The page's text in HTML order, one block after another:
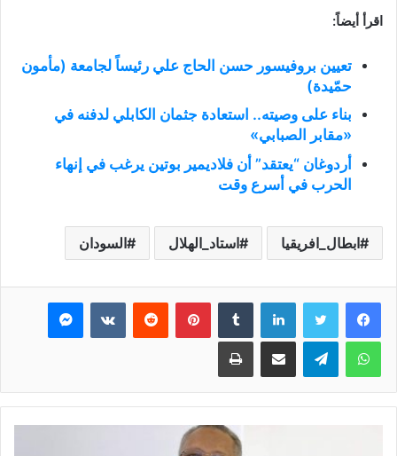
اقرأ أيضاً:
تعيين بروفيسور حسن الحاج علي رئيساً لجامعة (مأمون
حمّيدة)
بناء على وصيته.. استعادة جثمان الكابلي لدفنه في
«مقابر الصبابي»
أردوغان “يعتقد” أن فلاديمير بوتين يرغب في إنهاء
الحرب في أسرع وقت
ابطال_افريقيا استاد_الهلال السودان
فيسبوك تويتر لينكدإن بينتيريست ماسنجر
واتساب تيلقرام مشاركة عبر البريد طباعة